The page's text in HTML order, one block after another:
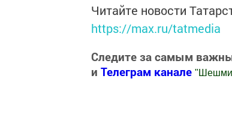
Читайте новости
https://max.ru/tatmedia
Следите за самым
и Телеграм канале "